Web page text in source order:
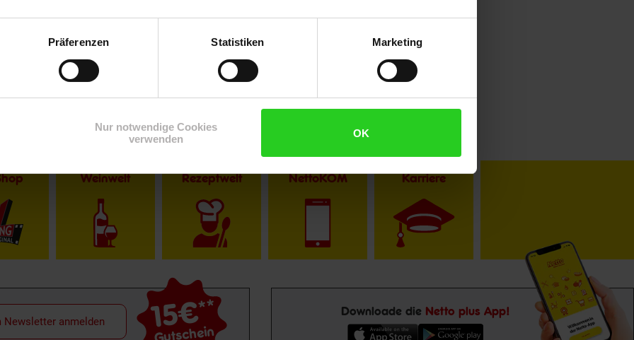
Präferenzen Statistiken Marketing
Nur notwendige Cookies
verwenden
OK
Weinwelt Rezeptwelt NettoKOM Karriere
15€**
Gutschein
Newsletter anmelden
Downloade die Netto plus App!